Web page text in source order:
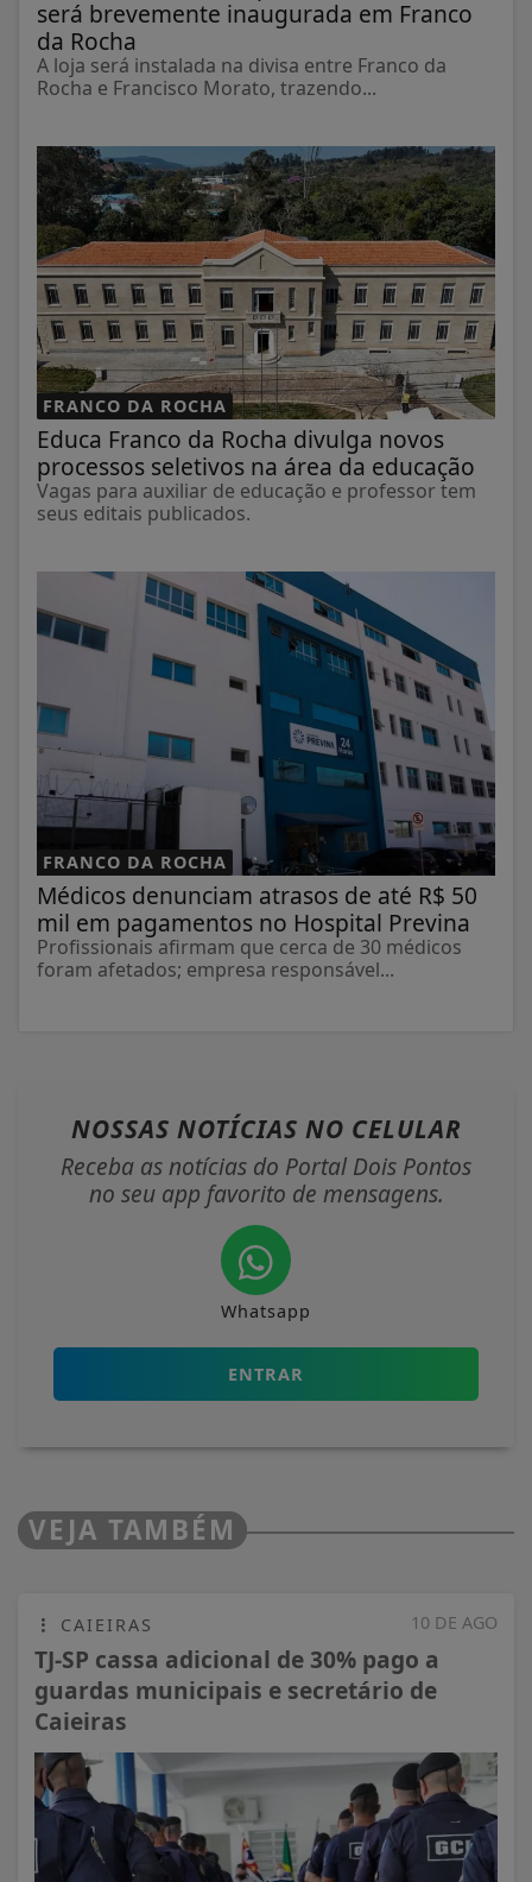
será brevemente inaugurada em Franco
da Rocha
A loja será instalada na divisa entre Franco da
Rocha e Francisco Morato, trazendo...
FRANCO DA ROCHA
Educa Franco da Rocha divulga novos
processos seletivos na área da educação
Vagas para auxiliar de educação e professor tem
seus editais publicados.
FRANCO DA ROCHA
Médicos denunciam atrasos de até R$ 50
mil em pagamentos no Hospital Previna
Profissionais afirmam que cerca de 30 médicos
foram afetados; empresa responsável...
NOSSAS NOTÍCIAS NO CELULAR
Receba as notícias do Portal Dois Pontos
no seu app favorito de mensagens.
Whatsapp
ENTRAR
VEJA TAMBÉM
10 DE AGO
CAIEIRAS
TJ-SP cassa adicional de 30% pago a
guardas municipais e secretário de
Caieiras